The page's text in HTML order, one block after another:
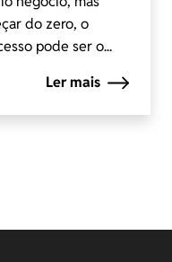
do zero, o
pode ser o...
Ler mais